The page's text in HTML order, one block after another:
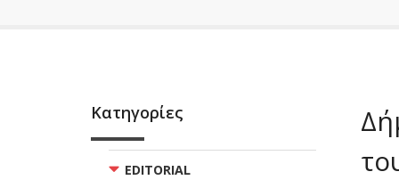
Κατηγορίες
EDITORIAL